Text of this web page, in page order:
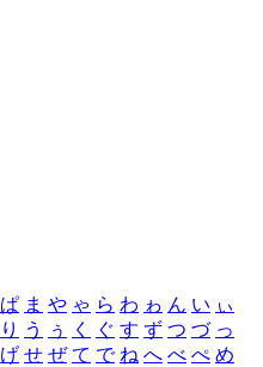
ぱ ま や ゃ ら わ ゎ ん い ぃ
り う ぅ く ぐ す ず つ づ っ
げ せ ぜ て で ね へ べ ぺ め